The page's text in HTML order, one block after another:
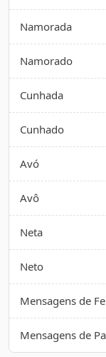
Namorada
Namorado
Cunhada
Cunhado
Avó
Avô
Neta
Neto
Mensagens de
Mensagens de